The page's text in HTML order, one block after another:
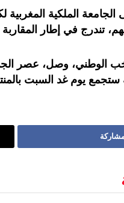
الجامعة الملكية
تندرج في إطار المقاربة
ستجمع يوم غد السبت